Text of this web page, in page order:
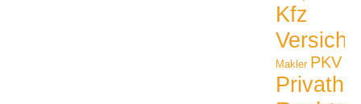
Kfz
Makler PKV